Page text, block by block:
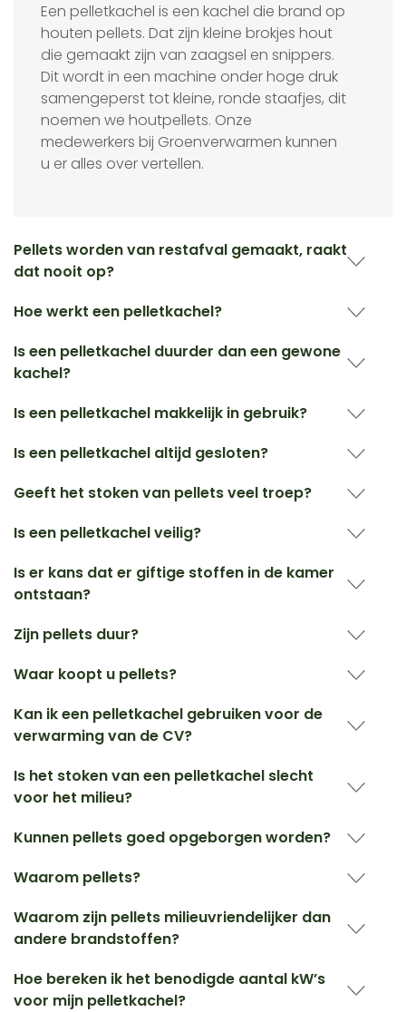
Een pelletkachel is een kachel die brand op
houten pellets. Dat zijn kleine brokjes hout
die gemaakt zijn van zaagsel en snippers.
Dit wordt in een machine onder hoge druk
samengeperst tot kleine, ronde staafjes, dit
noemen we houtpellets. Onze
medewerkers bij Groenverwarmen kunnen
u er alles over vertellen.
Pellets worden van restafval gemaakt, raakt
dat nooit op?
Hoe werkt een pelletkachel?
Is een pelletkachel duurder dan een gewone
kachel?
Is een pelletkachel makkelijk in gebruik?
Is een pelletkachel altijd gesloten?
Geeft het stoken van pellets veel troep?
Is een pelletkachel veilig?
Is er kans dat er giftige stoffen in de kamer
ontstaan?
Zijn pellets duur?
Waar koopt u pellets?
Kan ik een pelletkachel gebruiken voor de
verwarming van de CV?
Is het stoken van een pelletkachel slecht
voor het milieu?
Kunnen pellets goed opgeborgen worden?
Waarom pellets?
Waarom zijn pellets milieuvriendelijker dan
andere brandstoffen?
Hoe bereken ik het benodigde aantal kW’s
voor mijn pelletkachel?